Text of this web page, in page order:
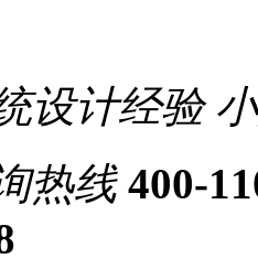
设计经验
热线 400-